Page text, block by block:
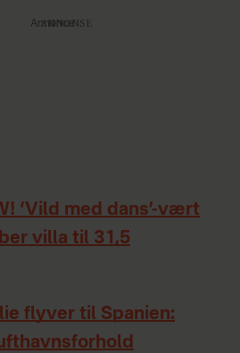
Annonce
‘Vild med dans’-vært
villa til 31,5
flyver til Spanien: